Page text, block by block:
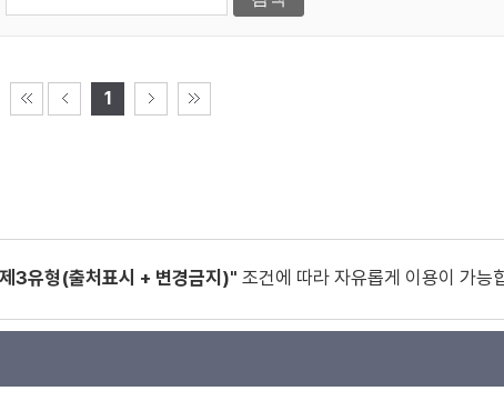
1
3유형(출처표시 + 변경금지)" 조건에 따라 자유롭게 이용이 가능